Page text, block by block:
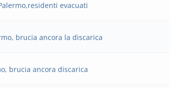
evacuati
brucia ancora la discarica
brucia ancora discarica